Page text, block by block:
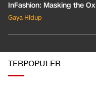
InFashion: Masking the Ox
Gaya Hidup
TERPOPULER